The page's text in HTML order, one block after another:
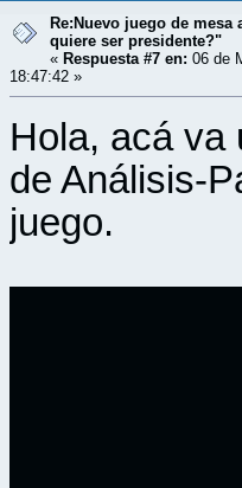
Re:Nuevo juego de mesa
quiere ser presidente?"
« Respuesta #7 en: 06 de
18:47:42 »
Hola, acá va
de Análisis-
juego.